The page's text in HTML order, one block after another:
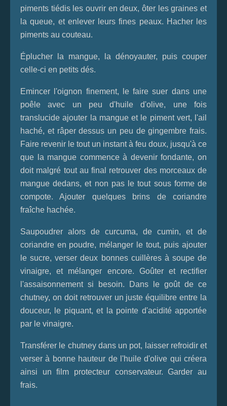
piments tiédis les ouvrir en deux, ôter les graines et
la queue, et enlever leurs fines peaux. Hacher les
piments au couteau.
Éplucher la mangue, la dénoyauter, puis couper
celle-ci en petits dés.
Emincer l'oignon finement, le faire suer dans une
poêle avec un peu d'huile d'olive, une fois
translucide ajouter la mangue et le piment vert, l'ail
haché, et râper dessus un peu de gingembre frais.
Faire revenir le tout un instant à feu doux, jusqu'à ce
que la mangue commence à devenir fondante, on
doit malgré tout au final retrouver des morceaux de
mangue dedans, et non pas le tout sous forme de
compote. Ajouter quelques brins de coriandre
fraîche hachée.
Saupoudrer alors de curcuma, de cumin, et de
coriandre en poudre, mélanger le tout, puis ajouter
le sucre, verser deux bonnes cuillères à soupe de
vinaigre, et mélanger encore. Goûter et rectifier
l'assaisonnement si besoin. Dans le goût de ce
chutney, on doit retrouver un juste équilibre entre la
douceur, le piquant, et la pointe d'acidité apportée
par le vinaigre.
Transférer le chutney dans un pot, laisser refroidir et
verser à bonne hauteur de l'huile d'olive qui créera
ainsi un film protecteur conservateur. Garder au
frais.